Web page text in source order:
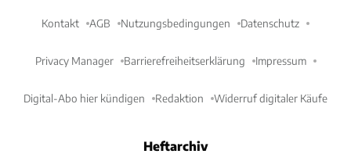
Kontakt AGB Nutzungsbedingungen Datenschutz
Privacy Manager Barrierefreiheitserklärung Impressum
Digital-Abo hier kündigen Redaktion Widerruf digitaler Käufe
Heftarchiv